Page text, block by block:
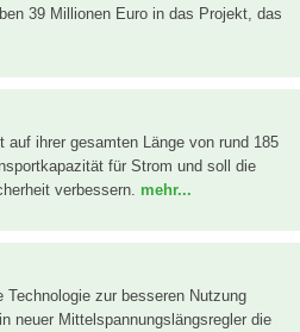
39 Millionen Euro in das Projekt, das
ihrer gesamten Länge von rund 185
für Strom und soll die
verbessern. mehr...
zur besseren Nutzung
neuer Mittelspannungslängsregler die